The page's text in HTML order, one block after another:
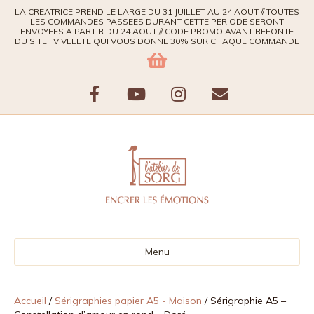
LA CREATRICE PREND LE LARGE DU 31 JUILLET AU 24 AOUT // TOUTES
LES COMMANDES PASSEES DURANT CETTE PERIODE SERONT
ENVOYEES A PARTIR DU 24 AOUT // CODE PROMO AVANT REFONTE
DU SITE : VIVELETE QUI VOUS DONNE 30% SUR CHAQUE COMMANDE
F
o
o
Y
u
t
b
e
I
s
t
g
r
E
Menu
Accueil / Sérigraphies papier A5 - Maison / Sérigraphie A5 –